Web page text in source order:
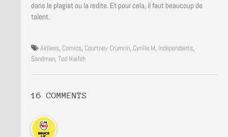
dans le plagiat ou la redite. Et pour cela, il faut beaucoup de
talent.
Akileos, Comics, Courtney Crumrin, Cyrille M, Independants,
Sandman, Ted Naifeh
16 COMMENTS